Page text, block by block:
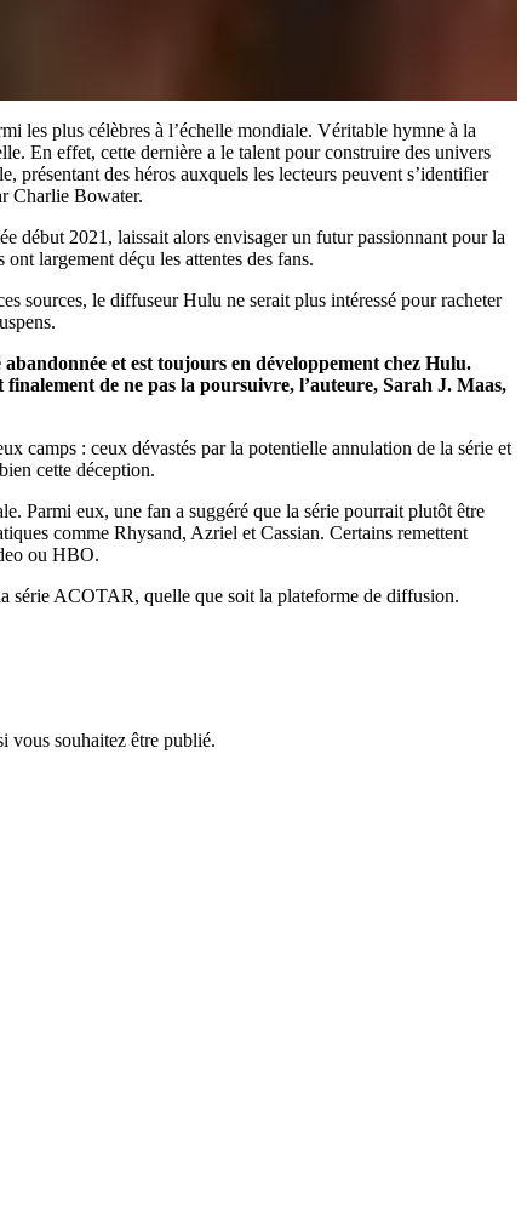
les plus célèbres à l’échelle mondiale. Véritable hymne à la
En effet, cette dernière a le talent pour construire des univers
présentant des héros auxquels les lecteurs peuvent s’identifier
Charlie Bowater.
début 2021, laissait alors envisager un futur passionnant pour la
largement déçu les attentes des fans.
sources, le diffuseur Hulu ne serait plus intéressé pour racheter
et est toujours en développement chez Hulu.
de ne pas la poursuivre, l’auteure, Sarah J. Maas,
camps : ceux dévastés par la potentielle annulation de la série et
cette déception.
Parmi eux, une fan a suggéré que la série pourrait plutôt être
comme Rhysand, Azriel et Cassian. Certains remettent
ou HBO.
série ACOTAR, quelle que soit la plateforme de diffusion.
vous souhaitez être publié.